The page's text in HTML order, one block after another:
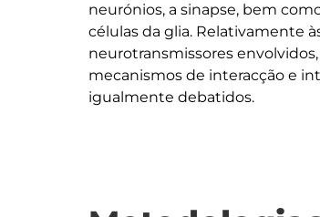
neurónios, a sinapse, bem
células da glia. Relativamente
neurotransmissores
mecanismos de interacção e